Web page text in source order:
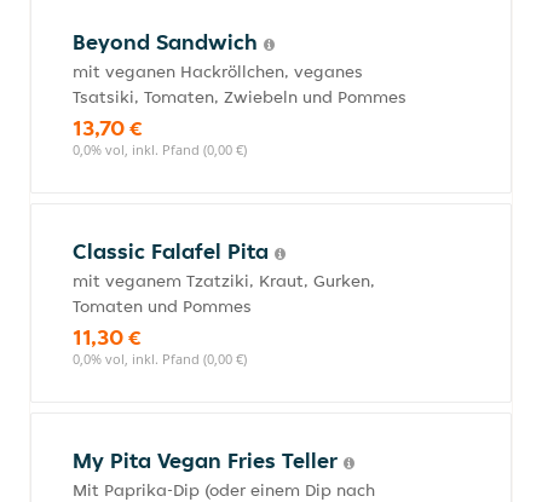
Beyond Sandwich
mit veganen Hackröllchen, veganes
Tsatsiki, Tomaten, Zwiebeln und Pommes
13,70 €
0,0% vol, inkl. Pfand (0,00 €)
Classic Falafel Pita
mit veganem Tzatziki, Kraut, Gurken,
Tomaten und Pommes
11,30 €
0,0% vol, inkl. Pfand (0,00 €)
My Pita Vegan Fries Teller
Mit Paprika-Dip (oder einem Dip nach